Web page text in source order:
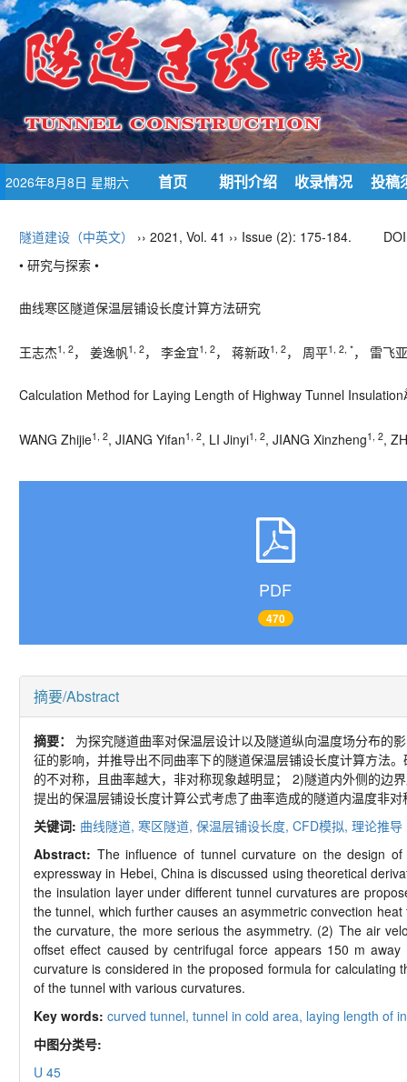
2026年8月8日 星期六 首页 期刊介绍 收录情况 投稿
隧道建设（中英文） ›› 2021, Vol. 41 ›› Issue (2): 175-184.
• 研究与探索 •
曲线寒区隧道保温层铺设长度计算方法研究
王志杰1, 2， 姜逸帆1, 2， 李金宜1, 2， 蒋新政1, 2， 周平1, 2, *， 雷飞亚
Calculation Method for Laying Length of Highway Tunnel
WANG Zhijie1, 2, JIANG Yifan1, 2, LI Jinyi1, 2, JIANG Xinzheng1, 2,
PDF
470
摘要/Abstract
摘要： 为探究隧道曲率对保温层设计以及隧道纵向温度场分布的
征的影响，并推导出不同曲率下的隧道保温层铺设长度计算方法
的不对称，且曲率越大，非对称现象越明显；
2)隧道内外侧的边
提出的保温层铺设长度计算公式考虑了曲率造成的隧道内温度非
关键词: 曲线隧道, 寒区隧道, 保温层铺设长度, CFD模拟, 理论推导
Abstract: The influence of tunnel curvature on the design
expressway in Hebei, China is discussed using theoretical
the insulation layer under different tunnel curvatures are
the tunnel, which further causes an asymmetric convection
the curvature, the more serious the asymmetry. (2) The air
offset effect caused by centrifugal force appears 150 m
curvature is considered in the proposed formula for
of the tunnel with various curvatures.
Key words: curved tunnel, tunnel in cold area, laying length of
中图分类号:
U 45